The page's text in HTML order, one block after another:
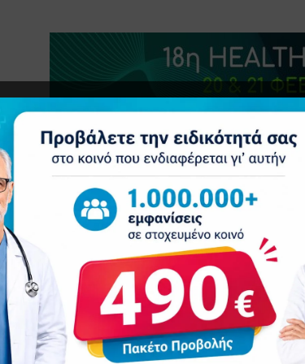
Δελτία Τύπου Προβολή Ιατρού Συνέδρια